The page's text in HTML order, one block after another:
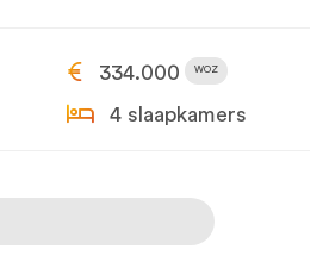
334.000 WOZ
4 slaapkamers